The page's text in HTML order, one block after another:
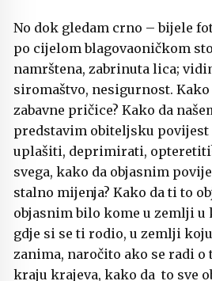
No dok gledam crno – bijele
po cijelom blagovaoničkom
namrštena, zabrinuta lica;
siromaštvo, nesigurnost.
zabavne pričice? Kako da
predstavim obiteljsku povijest
uplašiti, deprimirati,
svega, kako da objasnim
stalno mijenja? Kako da ti to
objasnim bilo kome u zemlji
gdje si se ti rodio, u zemlji
zanima, naročito ako se radi o
kraju krajeva, kako da to sve